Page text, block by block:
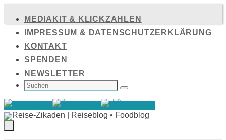
Inhalt
springen
MEDIAKIT & KLICKZAHLEN
IMPRESSUM & DATENSCHUTZERKLÄRUNG
KONTAKT
SPENDEN
NEWSLETTER
SUCHEN
NACH: Suchen